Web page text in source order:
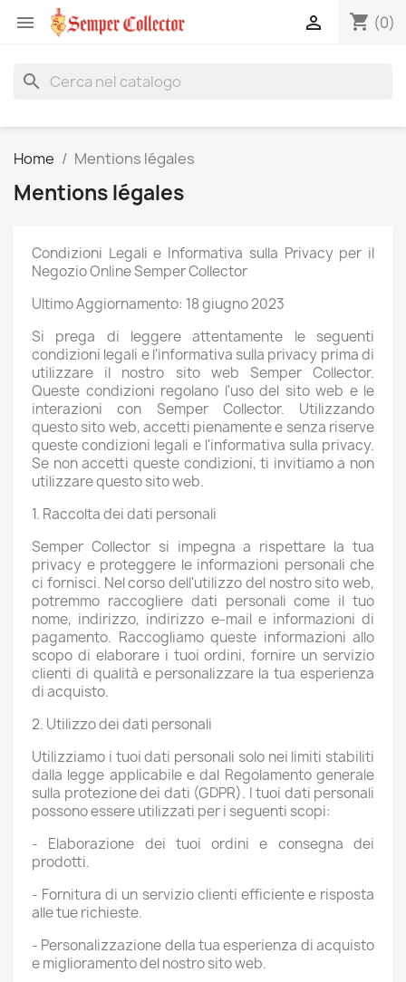
 shopping_cart (0)

search
Home Mentions légales
Mentions légales
Condizioni Legali e Informativa sulla Privacy per il
Negozio Online Semper Collector
Ultimo Aggiornamento: 18 giugno 2023
Si prega di leggere attentamente le seguenti
condizioni legali e l'informativa sulla privacy prima di
utilizzare il nostro sito web Semper Collector.
Queste condizioni regolano l'uso del sito web e le
interazioni con Semper Collector. Utilizzando
questo sito web, accetti pienamente e senza riserve
queste condizioni legali e l'informativa sulla privacy.
Se non accetti queste condizioni, ti invitiamo a non
utilizzare questo sito web.
1. Raccolta dei dati personali
Semper Collector si impegna a rispettare la tua
privacy e proteggere le informazioni personali che
ci fornisci. Nel corso dell'utilizzo del nostro sito web,
potremmo raccogliere dati personali come il tuo
nome, indirizzo, indirizzo e-mail e informazioni di
pagamento. Raccogliamo queste informazioni allo
scopo di elaborare i tuoi ordini, fornire un servizio
clienti di qualità e personalizzare la tua esperienza
di acquisto.
2. Utilizzo dei dati personali
Utilizziamo i tuoi dati personali solo nei limiti stabiliti
dalla legge applicabile e dal Regolamento generale
sulla protezione dei dati (GDPR). I tuoi dati personali
possono essere utilizzati per i seguenti scopi:
- Elaborazione dei tuoi ordini e consegna dei
prodotti.
- Fornitura di un servizio clienti efficiente e risposta
alle tue richieste.
- Personalizzazione della tua esperienza di acquisto
e miglioramento del nostro sito web.